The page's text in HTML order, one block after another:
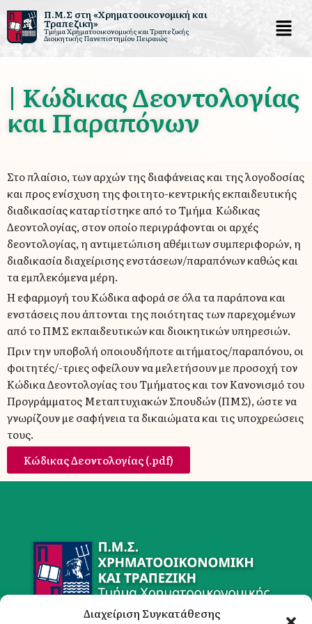
Διαχείριση Συγκατάθεσης
Μεταπηδήστε
στο
Π.Μ.Σ στη «Χρηματοοικονομική και
Τραπεζική»
Τμήμα Χρηματοοικονομικής και Τραπεζικής
Διοικητικής Πανεπιστημίου Πειραιώς
| Κώδικας Δεοντολογίας
και Παραπόνων
Στο πλαίσιο, των αρχών της διαφάνειας και της λογοδοσίας
και προς ενίσχυση της φοιτητο-κεντρικής εκπαιδευτικής
διαδικασίας καταρτίστηκε από το Τμήμα Κώδικας
Δεοντολογίας, στον οποίο περιγράφονται οι αρχές
δεοντολογίας, η αντιμετώπιση αθέμιτων συμπεριφορών, η
διαδικασία διαχείρισης ενστάσεων/παραπόνων καθώς και
τα εμπλεκόμενα μέρη.
Η εφαρμογή του Κώδικα αφορά σε όλα τα παράπονα και
ενστάσεις που άπτονται της ποιότητας των παρεχομένων
από το ΠΜΣ εκπαιδευτικών και διοικητικών υπηρεσιών.
Πριν την υποβολή οποιουδήποτε αιτήματος/παραπόνου, οι
φοιτητές/-τριες οφείλουν να μελετήσουν με προσοχή τον
Κώδικα Δεοντολογίας του Τμήματος και τον Κανονισμό του
Προγράμματος Μεταπτυχιακών Σπουδών (ΠΜΣ), ώστε να
γνωρίζουν με σαφήνεια τα δικαιώματα και τις υποχρεώσεις
τους.
Κώδικας Δεοντολογίας (.pdf)